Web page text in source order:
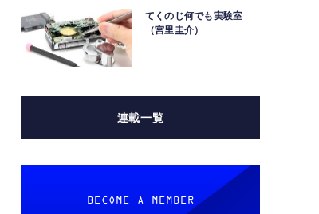
てくのじ何でも実験室
（宮里圭介）
連載一覧
BECOME A MEMBER